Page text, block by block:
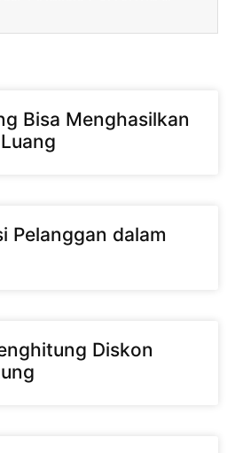
Bisa Menghasilkan
Pelanggan dalam
Diskon